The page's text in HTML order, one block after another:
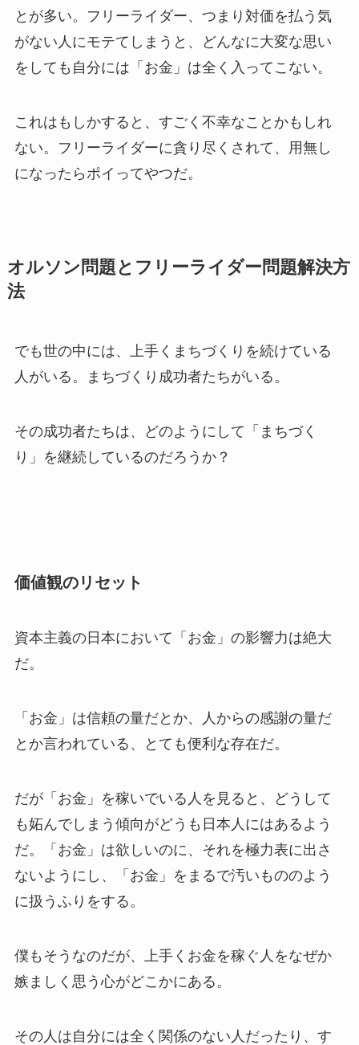
とが多い。フリーライダー、つまり対価を払う気
がない人にモテてしまうと、どんなに大変な思い
をしても自分には「お金」は全く入ってこない。
これはもしかすると、すごく不幸なことかもしれ
ない。フリーライダーに貪り尽くされて、用無し
になったらポイってやつだ。
オルソン問題とフリーライダー問題解決方
法
でも世の中には、上手くまちづくりを続けている
人がいる。まちづくり成功者たちがいる。
その成功者たちは、どのようにして「まちづく
り」を継続しているのだろうか？
価値観のリセット
資本主義の日本において「お金」の影響力は絶大
だ。
「お金」は信頼の量だとか、人からの感謝の量だ
とか言われている、とても便利な存在だ。
だが「お金」を稼いでいる人を見ると、どうして
も妬んでしまう傾向がどうも日本人にはあるよう
だ。「お金」は欲しいのに、それを極力表に出さ
ないようにし、「お金」をまるで汚いもののよう
に扱うふりをする。
僕もそうなのだが、上手くお金を稼ぐ人をなぜか
嫉ましく思う心がどこかにある。
その人は自分には全く関係のない人だったり、す